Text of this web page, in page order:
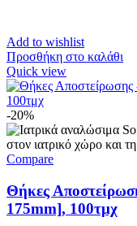
Add to wishlist
Προσθήκη στο καλάθι
Quick view
-20%
Compare
Θήκες
175mm], 100τμχ